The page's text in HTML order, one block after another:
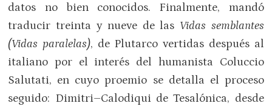
datos no bien conocidos. Finalmente, mandó
traducir treinta y nueve de las Vidas semblantes
(Vidas paralelas), de Plutarco vertidas después al
italiano por el interés del humanista Coluccio
Salutati, en cuyo proemio se detalla el proceso
seguido: Dimitri–Calodiqui de Tesalónica, desde